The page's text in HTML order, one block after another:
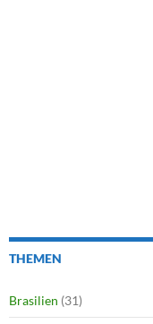
THEMEN
Brasilien (31)